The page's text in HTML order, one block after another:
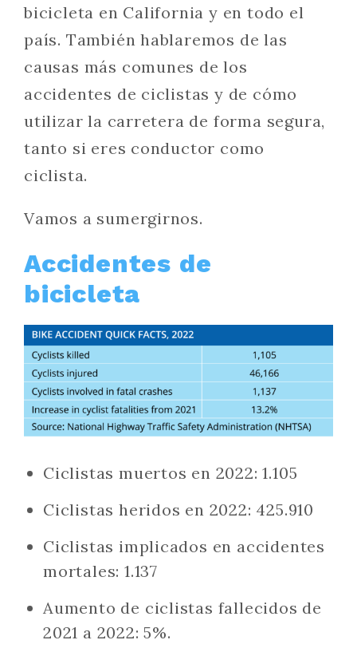
bicicleta en California y en todo el
país. También hablaremos de las
causas más comunes de los
accidentes de ciclistas y de cómo
utilizar la carretera de forma segura,
tanto si eres conductor como
ciclista.
Vamos a sumergirnos.
Accidentes de
bicicleta
Ciclistas muertos en 2022: 1.105
Ciclistas heridos en 2022: 425.910
Ciclistas implicados en accidentes
mortales: 1.137
Aumento de ciclistas fallecidos de
2021 a 2022: 5%.